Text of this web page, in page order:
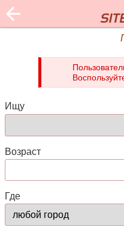
Ищу
Возраст
Где